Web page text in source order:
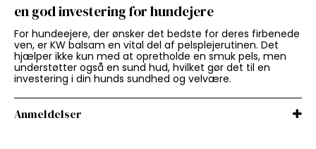
en god investering for hundejere
For hundeejere, der ønsker det bedste for deres firbenede
ven, er KW balsam en vital del af pelsplejerutinen. Det
hjælper ikke kun med at opretholde en smuk pels, men
understøtter også en sund hud, hvilket gør det til en
investering i din hunds sundhed og velvære.
Anmeldelser